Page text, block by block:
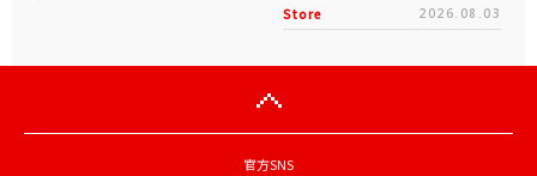
Store 2026.08.03
官方SNS